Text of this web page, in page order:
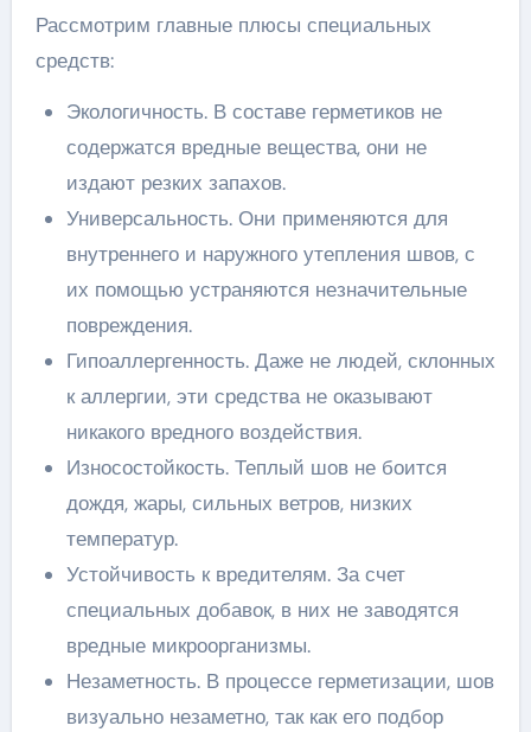
Рассмотрим главные плюсы специальных
средств:
Экологичность. В составе герметиков не
содержатся вредные вещества, они не
издают резких запахов.
Универсальность. Они применяются для
внутреннего и наружного утепления швов, с
их помощью устраняются незначительные
повреждения.
Гипоаллергенность. Даже не людей, склонных
к аллергии, эти средства не оказывают
никакого вредного воздействия.
Износостойкость. Теплый шов не боится
дождя, жары, сильных ветров, низких
температур.
Устойчивость к вредителям. За счет
специальных добавок, в них не заводятся
вредные микроорганизмы.
Незаметность. В процессе герметизации, шов
визуально незаметно, так как его подбор